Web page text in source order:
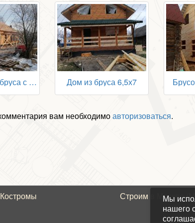
Дом 11х13 из бруса с мансардой Дом из бруса 6,5х7
вам необходимоавторизоваться.
Строим в Москве
Мы
нашего